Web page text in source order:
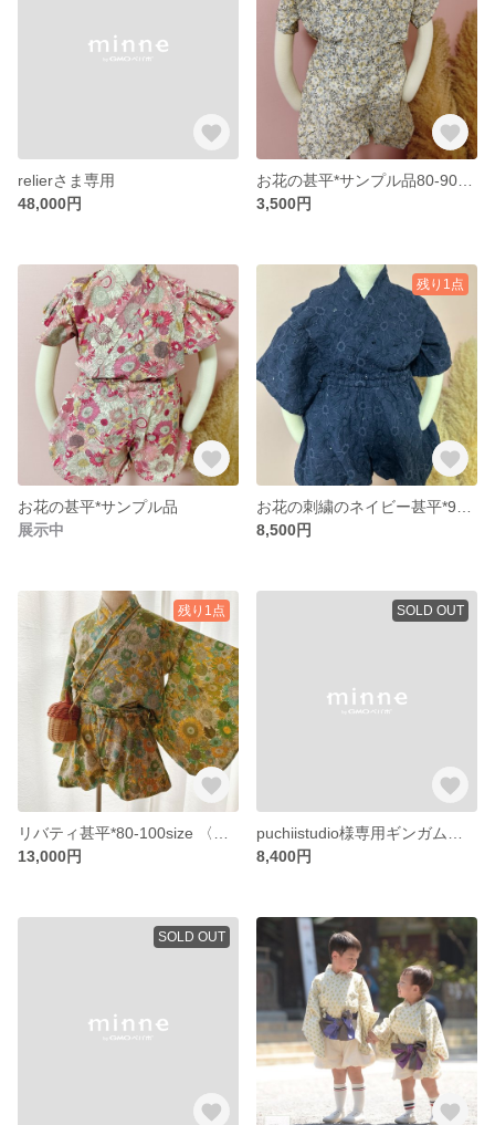
relierさま専用
48,000円
3,500円
お花の甚平*サンプル品
展示中
残り1点
8,500円
残り1点
13,000円
SOLD OUT
8,400円
SOLD OUT